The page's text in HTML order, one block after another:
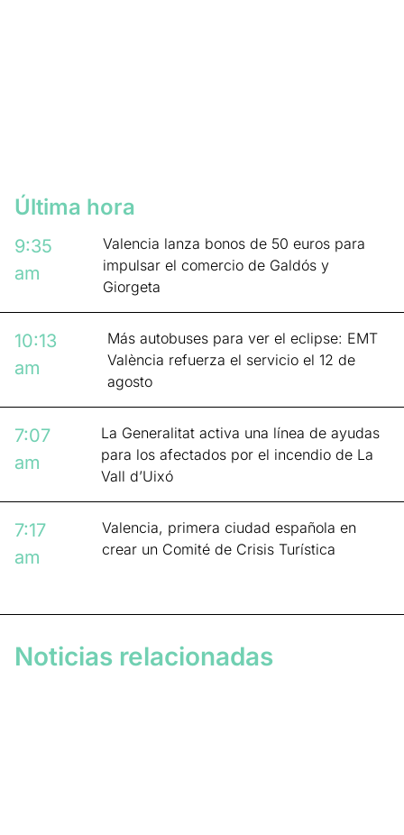
Última hora
9:35
am
Valencia lanza bonos de 50 euros para
impulsar el comercio de Galdós y
Giorgeta
10:13
am
Más autobuses para ver el eclipse: EMT
València refuerza el servicio el 12 de
agosto
7:07
am
La Generalitat activa una línea de ayudas
para los afectados por el incendio de La
Vall d’Uixó
7:17
am
Valencia, primera ciudad española en
crear un Comité de Crisis Turística
Noticias relacionadas